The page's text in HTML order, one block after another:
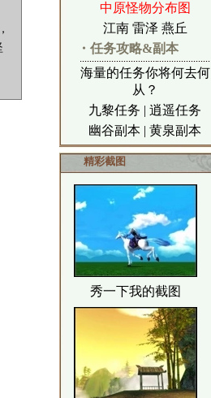
中原怪物分布图
江南 雷泽 燕丘
・任务攻略&副本
海量的任务你将何去何
从？
九黎任务 | 逍遥任务
幽谷副本 | 黄泉副本
精彩截图
秀一下我的截图